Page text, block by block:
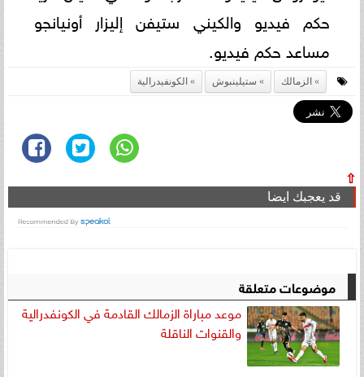
حكم فيديو والكيني ستيفن إليزار أونيانجو
مساعد حكم فيديو.
الزمالك ستيلينبوش الكونفيدرالية
⇧
قد يعجبك ايضا
موضوعات متعلقة
موعد مباراة الزمالك القادمة في الكونفدرالية
والقنوات الناقلة